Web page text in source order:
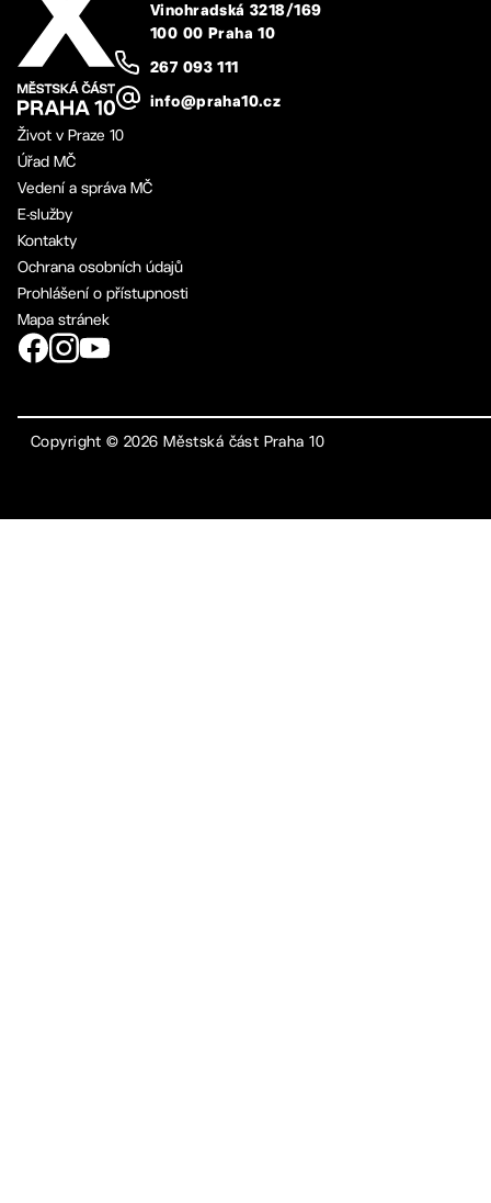
Vinohradská 3218/169
100 00 Praha 10
267 093 111
info@praha10.cz
Život v Praze 10
Úřad MČ
Vedení a správa MČ
E-služby
Kontakty
Ochrana osobních údajů
Prohlášení o přístupnosti
Mapa stránek
Copyright ©2026 Městská část Praha 10